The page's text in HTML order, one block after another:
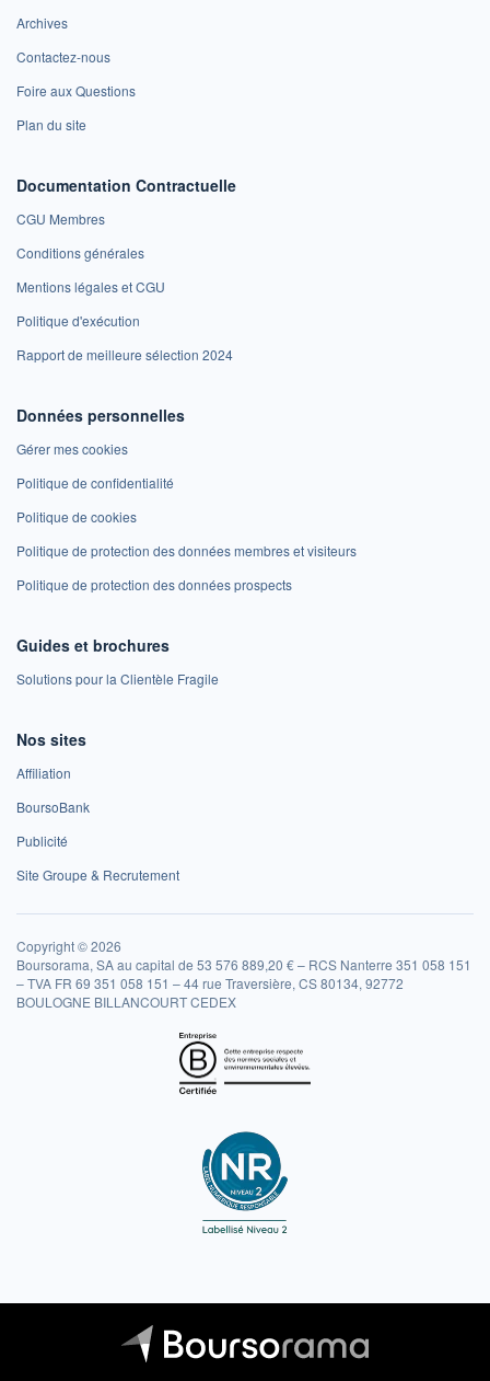
Archives
Contactez-nous
Foire aux Questions
Plan du site
Documentation Contractuelle
CGU Membres
Conditions générales
Mentions légales et CGU
Politique d'exécution
Rapport de meilleure sélection 2024
Données personnelles
Gérer mes cookies
Politique de confidentialité
Politique de cookies
Politique de protection des données membres et visiteurs
Politique de protection des données prospects
Guides et brochures
Solutions pour la Clientèle Fragile
Nos sites
Affiliation
BoursoBank
Publicité
Site Groupe & Recrutement
Copyright © 2026
Boursorama, SA au capital de 53 576 889,20 € – RCS Nanterre 351 058 151
– TVA FR 69 351 058 151 – 44 rue Traversière, CS 80134, 92772
BOULOGNE BILLANCOURT CEDEX